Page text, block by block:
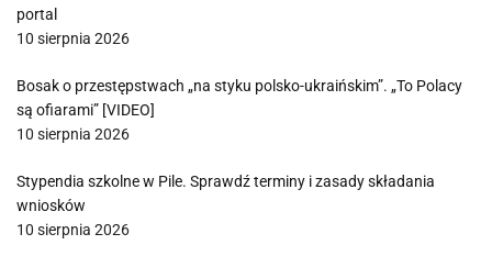
portal
10 sierpnia 2026
Bosak o przestępstwach „na styku polsko-ukraińskim”. „To Polacy
są ofiarami” [VIDEO]
10 sierpnia 2026
Stypendia szkolne w Pile. Sprawdź terminy i zasady składania
wniosków
10 sierpnia 2026